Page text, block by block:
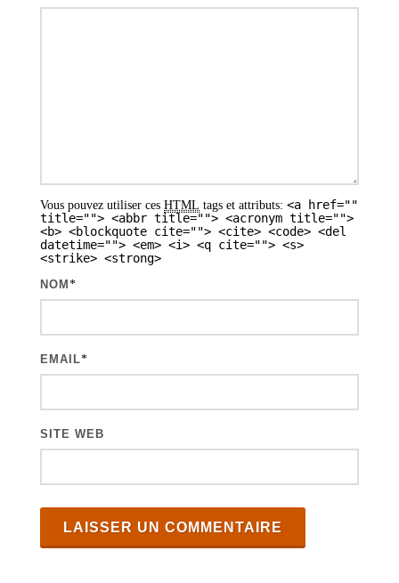
Vous pouvez utiliser ces HTML tags et attributs: <a href=""
title=""> <abbr title=""> <acronym title="">
<b> <blockquote cite=""> <cite> <code> <del
datetime=""> <em> <i> <q cite=""> <s>
<strike> <strong>
NOM *
EMAIL*
SITE WEB